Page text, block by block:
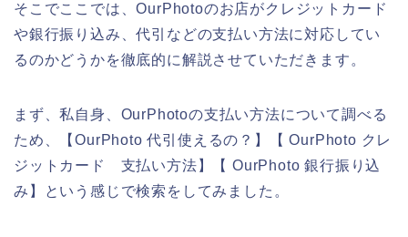
そこでここでは、OurPhotoのお店がクレジットカード
や銀行振り込み、代引などの支払い方法に対応してい
るのかどうかを徹底的に解説させていただきます。
まず、私自身、OurPhotoの支払い方法について調べる
ため、【OurPhoto 代引使えるの？】【 OurPhoto クレ
ジットカード 支払い方法】【 OurPhoto 銀行振り込
み】という感じで検索をしてみました。